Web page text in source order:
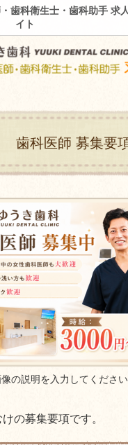
歯科衛生士・歯科助手 求
イト
歯科医師 募集要
の説明を入力してください
の募集要項です。